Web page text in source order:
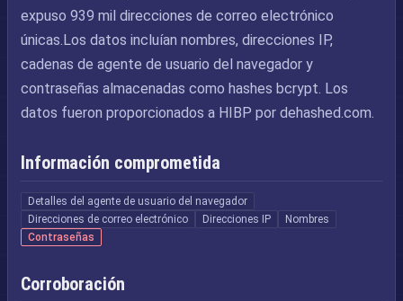
expuso 939 mil direcciones de correo electrónico
únicas.Los datos incluían nombres, direcciones IP,
cadenas de agente de usuario del navegador y
contraseñas almacenadas como hashes bcrypt. Los
datos fueron proporcionados a HIBP por dehashed.com.
Información comprometida
Detalles del agente de usuario del navegador
Direcciones de correo electrónico
Direcciones IP
Nombres
Contraseñas
Corroboración